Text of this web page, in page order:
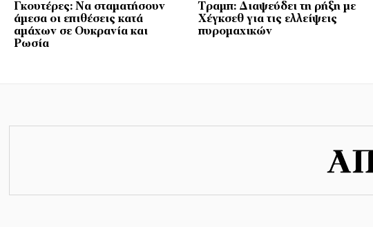
Γκουτέρες: Να σταματήσουν
άμεσα οι επιθέσεις κατά
αμάχων σε Ουκρανία και
Ρωσία
Τραμπ: Διαψεύδει τη ρήξη με
Χέγκσεθ για τις ελλείψεις
πυρομαχικών